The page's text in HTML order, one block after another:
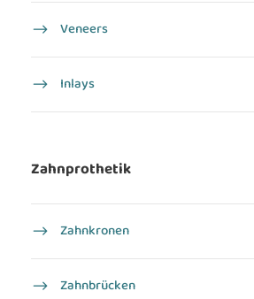
Veneers
Inlays
Zahnprothetik
Zahnkronen
Zahnbrücken